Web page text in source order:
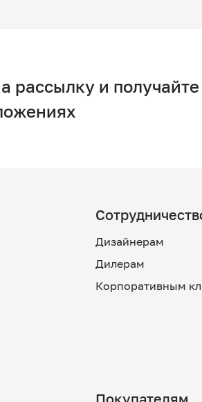
рассылку и
Дизайнерам
Дилерам
Корпоративным
Покупателям